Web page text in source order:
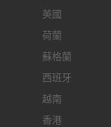
英國
荷蘭
蘇格蘭
西班牙
越南
香港